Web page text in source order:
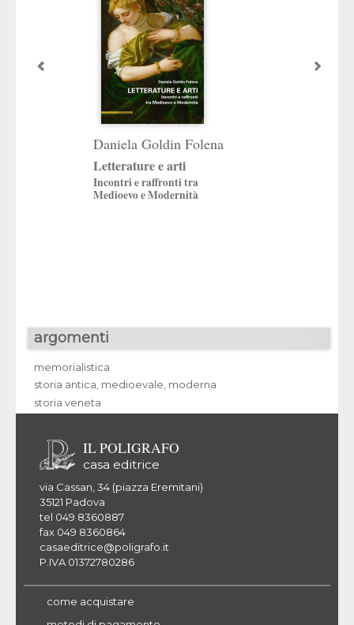
Daniela Goldin Folena
Letterature e arti
Incontri e raffronti tra
Medioevo e Modernità
argomenti
memorialistica
storia antica, medioevale, moderna
storia veneta
IL POLIGRAFO
casa editrice
via Cassan, 34 (piazza Eremitani)
35121 Padova
tel 049 8360887
fax 049 8360864
casaeditrice@poligrafo.it
P.IVA 01372780286
come acquistare